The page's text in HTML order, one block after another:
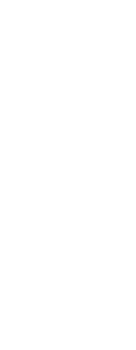
SUBMENUS)